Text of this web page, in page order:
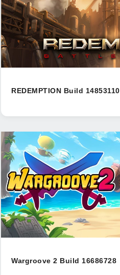
REDEMPTION Build 14853110
Wargroove 2 Build 16686728